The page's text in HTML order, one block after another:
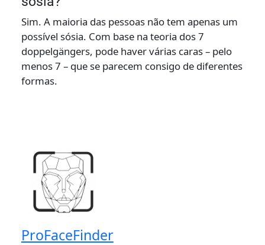
Sim. A maioria das pessoas não tem apenas um
possível sósia. Com base na teoria dos 7
doppelgängers, pode haver várias caras – pelo
menos 7 – que se parecem consigo de diferentes
formas.
ProFaceFinder